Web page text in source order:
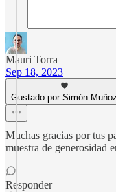
Mauri Torra
Sep 18, 2023
Gustado por Simón Muñoz
Muchas gracias por tus
muestra de generosidad
Responder